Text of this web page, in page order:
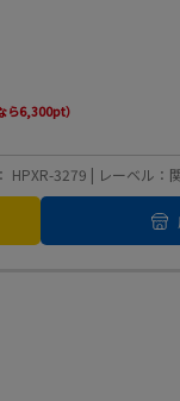
ら6,300pt）
HPXR-3279 | レーベル：